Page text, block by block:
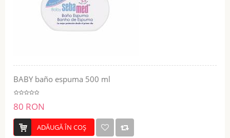
BABY baño espuma 500 ml
80 RON
ADĂUGĂ ÎN COŞ